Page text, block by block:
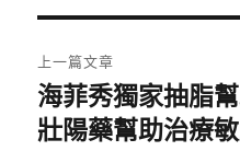
章
導
上一篇文章
上
一
海菲秀獨家抽脂
壯陽藥幫助治療